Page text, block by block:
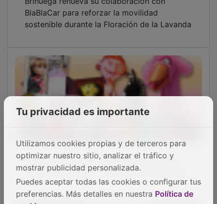
BlaBlaCar para reforzar la movilidad
sostenible durante la Floración de la Lavanda
El festival Titiriqueca 2026 se estrena este
sábado con la obra “Los músicos de Bremen”
Tu privacidad es importante
Utilizamos cookies propias y de terceros para
optimizar nuestro sitio, analizar el tráfico y
mostrar publicidad personalizada.
Puedes aceptar todas las cookies o configurar tus
preferencias. Más detalles en nuestra Política de